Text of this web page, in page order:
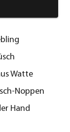
Watte
Noppen
Hand